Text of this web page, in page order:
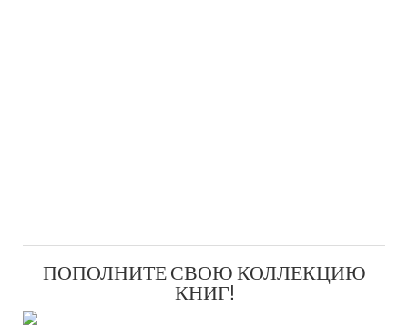
ПОПОЛНИТЕ СВОЮ КОЛЛЕКЦИЮ
КНИГ!